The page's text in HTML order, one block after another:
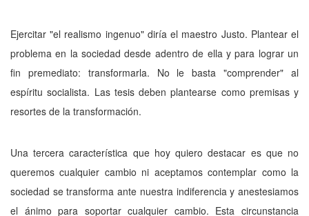
Ejercitar "el realismo ingenuo" diría el maestro Justo. Plantear el
problema en la so­ciedad desde adentro de ella y para lograr un
fin premediato: transformarla. No le basta "comprender" al
espíritu socialista. Las tesis deben plantearse como premisas y
resortes de la transformación.
Una tercera característica que hoy quie­ro destacar es que no
queremos cualquier cam­bio ni aceptamos contemplar como la
socie­dad se transforma ante nuestra indiferencia y anestesiamos
el ánimo para soportar cualquier cambio. Esta circunstancia